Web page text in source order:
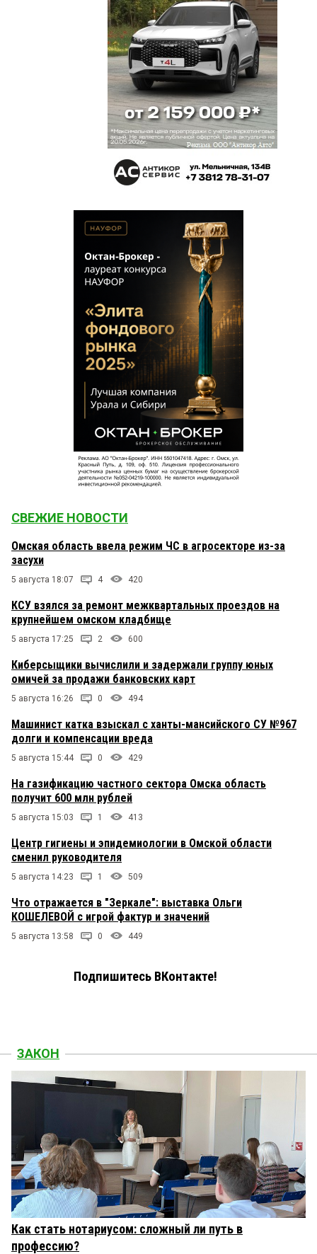
СВЕЖИЕ НОВОСТИ
Омская область ввела режим ЧС в агросекторе из-за
засухи
5 августа 18:07 4 420
КСУ взялся за ремонт межквартальных проездов на
крупнейшем омском кладбище
5 августа 17:25 2 600
Киберсыщики вычислили и задержали группу юных
омичей за продажи банковских карт
5 августа 16:26 0 494
Машинист катка взыскал с ханты-мансийского СУ №967
долги и компенсации вреда
5 августа 15:44 0 429
На газификацию частного сектора Омска область
получит 600 млн рублей
5 августа 15:03 1 413
Центр гигиены и эпидемиологии в Омской области
сменил руководителя
5 августа 14:23 1 509
Что отражается в "Зеркале": выставка Ольги
КОШЕЛЕВОЙ с игрой фактур и значений
5 августа 13:58 0 449
Подпишитесь ВКонтакте!
ЗАКОН
Как стать нотариусом: сложный ли путь в
профессию?